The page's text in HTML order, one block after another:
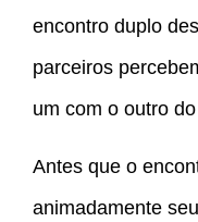
encontro duplo
parceiros
um com o outro
Antes que o
animadamente